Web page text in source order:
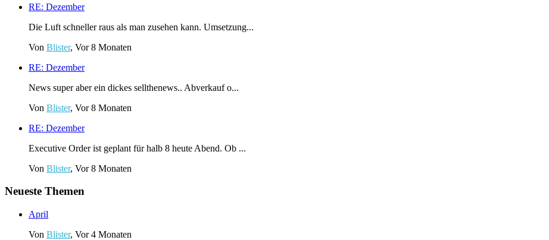
RE: Dezember
Die Luft schneller raus als man zusehen kann. Umsetzung...
Von Blister, Vor 8 Monaten
RE: Dezember
News super aber ein dickes sellthenews.. Abverkauf o...
Von Blister, Vor 8 Monaten
RE: Dezember
Executive Order ist geplant für halb 8 heute Abend. Ob ...
Von Blister, Vor 8 Monaten
Neueste Themen
April
Von Blister, Vor 4 Monaten